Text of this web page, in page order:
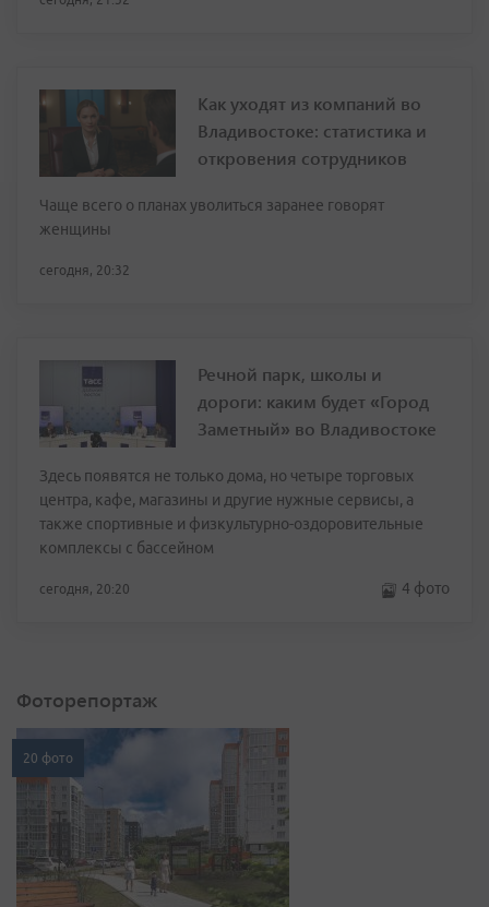
Как уходят из компаний во
Владивостоке: статистика и
откровения сотрудников
Чаще всего о планах уволиться заранее говорят
женщины
сегодня, 20:32
Речной парк, школы и
дороги: каким будет «Город
Заметный» во Владивостоке
Здесь появятся не только дома, но четыре торговых
центра, кафе, магазины и другие нужные сервисы, а
также спортивные и физкультурно-оздоровительные
комплексы с бассейном
сегодня, 20:20 4 фото
Фоторепортаж
20 фото